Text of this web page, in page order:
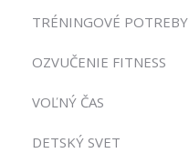
TRÉNINGOVÉ POTREBY
OZVUČENIE FITNESS
VOĽNÝ ČAS
DETSKÝ SVET